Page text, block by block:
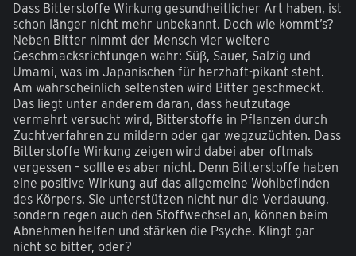
Dass Bitterstoffe Wirkung gesundheitlicher Art haben, ist
schon länger nicht mehr unbekannt. Doch wie kommt’s?
Neben Bitter nimmt der Mensch vier weitere
Geschmacksrichtungen wahr: Süß, Sauer, Salzig und
Umami, was im Japanischen für herzhaft-pikant steht.
Am wahrscheinlich seltensten wird Bitter geschmeckt.
Das liegt unter anderem daran, dass heutzutage
vermehrt versucht wird, Bitterstoffe in Pflanzen durch
Zuchtverfahren zu mildern oder gar wegzuzüchten. Dass
Bitterstoffe Wirkung zeigen wird dabei aber oftmals
vergessen – sollte es aber nicht. Denn Bitterstoffe haben
eine positive Wirkung auf das allgemeine Wohlbefinden
des Körpers. Sie unterstützen nicht nur die Verdauung,
sondern regen auch den Stoffwechsel an, können beim
Abnehmen helfen und stärken die Psyche. Klingt gar
nicht so bitter, oder?